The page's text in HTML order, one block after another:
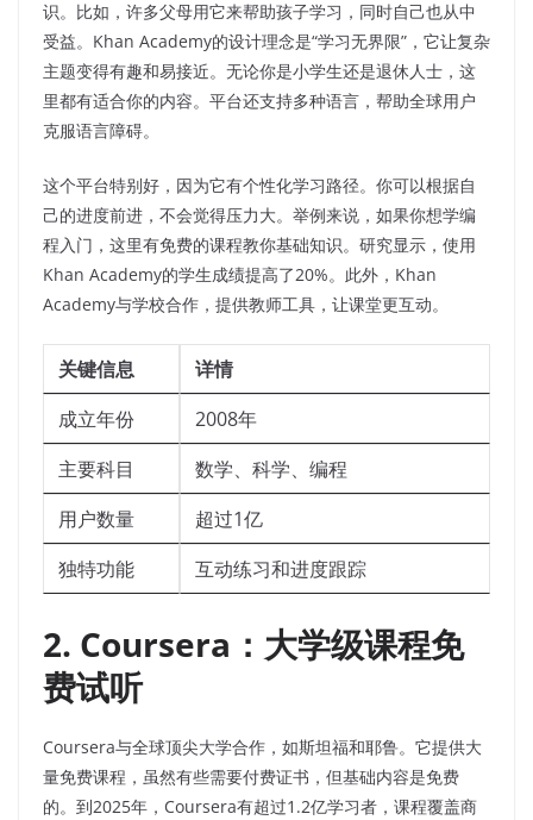
识。比如，许多父母用它来帮助孩子学习，同时自己也从中
受益。Khan Academy的设计理念是“学习无界限”，它让复杂
主题变得有趣和易接近。无论你是小学生还是退休人士，这
里都有适合你的内容。平台还支持多种语言，帮助全球用户
克服语言障碍。
这个平台特别好，因为它有个性化学习路径。你可以根据自
己的进度前进，不会觉得压力大。举例来说，如果你想学编
程入门，这里有免费的课程教你基础知识。研究显示，使用
Khan Academy的学生成绩提高了20%。此外，Khan
Academy与学校合作，提供教师工具，让课堂更互动。
关键信息
详情
成立年份
2008年
主要科目
数学、科学、编程
用户数量
超过1亿
独特功能
互动练习和进度跟踪
2. Coursera：大学级课程免
费试听
Coursera与全球顶尖大学合作，如斯坦福和耶鲁。它提供大
量免费课程，虽然有些需要付费证书，但基础内容是免费
的。到2025年，Coursera有超过1.2亿学习者，课程覆盖商